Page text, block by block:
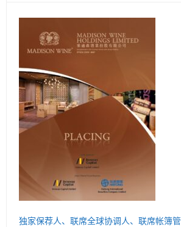
独家保荐人、联席全球协调人、联席帐簿